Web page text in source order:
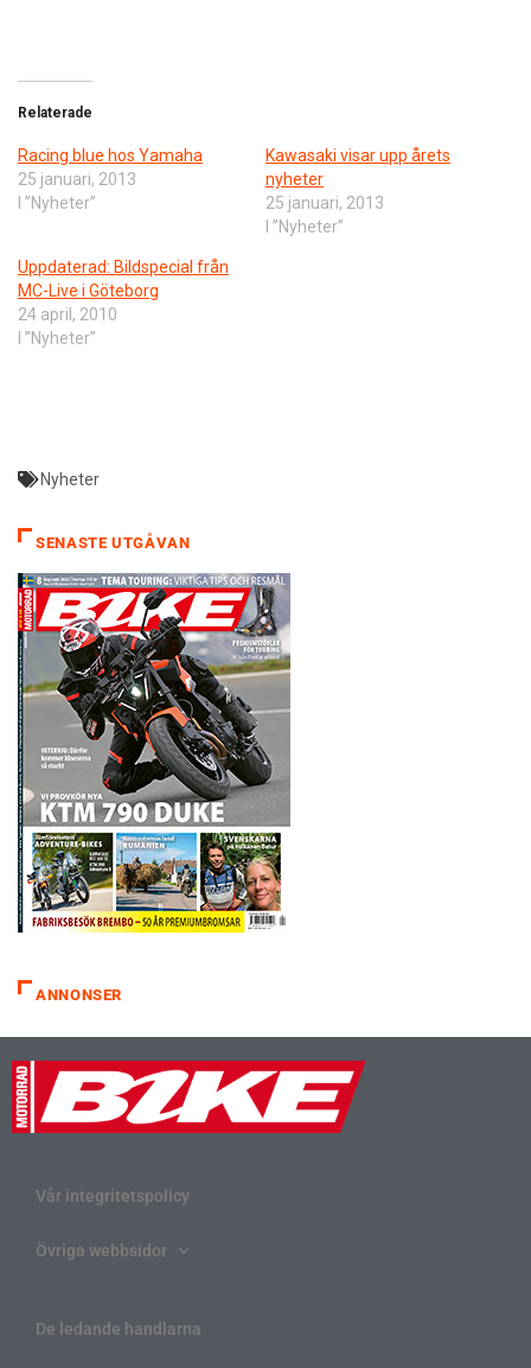
Relaterade
Racing blue hos Yamaha
25 januari, 2013
I ”Nyheter”
Kawasaki visar upp årets
nyheter
25 januari, 2013
I ”Nyheter”
Uppdaterad: Bildspecial från
MC-Live i Göteborg
24 april, 2010
I ”Nyheter”
Nyheter
SENASTE UTGÅVAN
ANNONSER
Vår integritetspolicy
Övriga webbsidor
De ledande handlarna